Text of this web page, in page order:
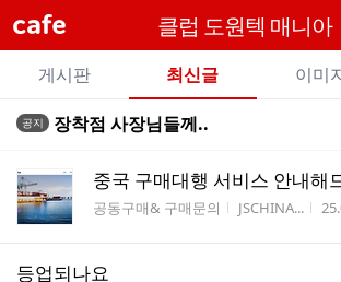
cafe 클럽 도원텍 매니아
카
페
메
뉴
게시판 최신글 이미
전
글
트
공지 장착점 사장님들께..
중국 구매대행 서비스 안내해
게시판명
공동구매& 구매문의 작성자
JSCHINA... 작
등업되나요